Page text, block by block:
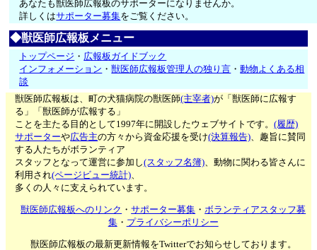
あなたも獣医師広報板のサポーターになりませんか。
詳しくはサポーター募集をご覧ください。
◆獣医師広報板メニュー
トップページ ・ 広報板ガイドブック
インフォメーション ・獣医師広報板管理人の独り言 ・動物よくある相
談
獣医師広報板は、町の犬猫病院の獣医師(主宰者)が「獣医師に広報す
る」「獣医師が広報する」
ことを主たる目的として1997年に開設したウェブサイトです。(履歴)
サポーターや広告主の方々から資金応援を受け(決算報告)、趣旨に賛同
する人たちがボランティア
スタッフとなって運営に参加し(スタッフ名簿)、動物に関わる皆さんに
利用され(ページビュー統計)、
多くの人々に支えられています。
獣医師広報板へのリンク ・サポーター募集 ・ボランティアスタッフ募
集・ プライバシーポリシー
獣医師広報板の最新更新情報をTwitterでお知らせしております。